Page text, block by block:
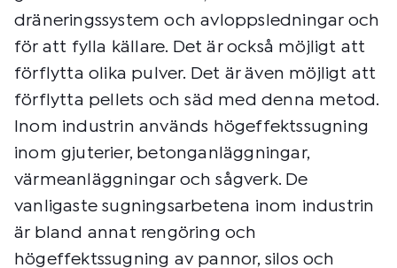
dräneringssystem och avloppsledningar och
för att fylla källare. Det är också möjligt att
förflytta olika pulver. Det är även möjligt att
förflytta pellets och säd med denna metod.
Inom industrin används högeffektssugning
inom gjuterier, betonganläggningar,
värmeanläggningar och sågverk. De
vanligaste sugningsarbetena inom industrin
är bland annat rengöring och
högeffektssugning av pannor, silos och